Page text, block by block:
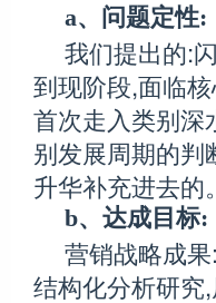
a、问题定性:
我们提出的:
到现阶段,面临
首次走入类别深
别发展周期的判
升华补充进去的。
b、达成目标:
营销战略成果
结构化分析研究